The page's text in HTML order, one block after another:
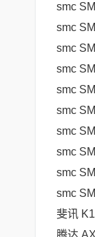
smc
smc
smc
smc
smc
smc
smc
smc
smc
smc
斐讯
腾达